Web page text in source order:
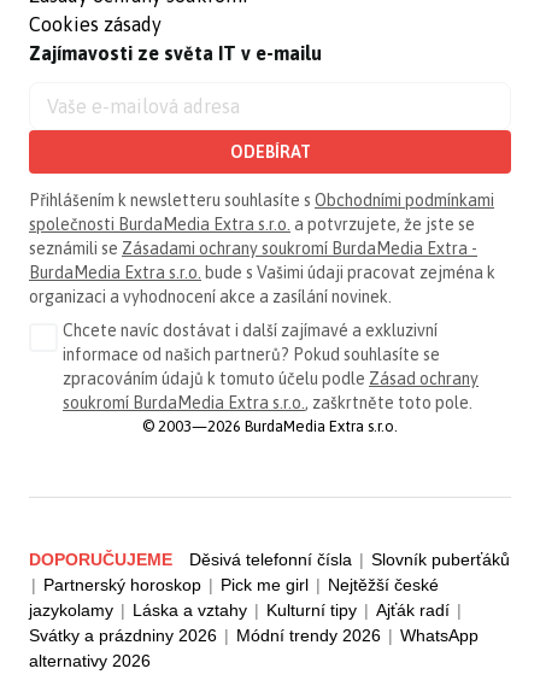
Cookies zásady
Zajímavosti ze světa IT v e-mailu
ODEBÍRAT
Přihlášením k newsletteru souhlasíte s Obchodními podmínkami
společnosti BurdaMedia Extra s.r.o. a potvrzujete, že jste se
seznámili se Zásadami ochrany soukromí BurdaMedia Extra -
BurdaMedia Extra s.r.o. bude s Vašimi údaji pracovat zejména k
organizaci a vyhodnocení akce a zasílání novinek.
Chcete navíc dostávat i další zajímavé a exkluzivní
informace od našich partnerů? Pokud souhlasíte se
zpracováním údajů k tomuto účelu podle Zásad ochrany
soukromí BurdaMedia Extra s.r.o., zaškrtněte toto pole.
© 2003—2026 BurdaMedia Extra s.r.o.
DOPORUČUJEME Děsivá telefonní čísla | Slovník puberťáků
| Partnerský horoskop | Pick me girl | Nejtěžší české
jazykolamy | Láska a vztahy | Kulturní tipy | Ajťák radí |
Svátky a prázdniny 2026 | Módní trendy 2026 | WhatsApp
alternativy 2026